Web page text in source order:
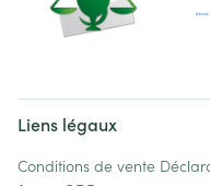
Liens légaux
Conditions de vente